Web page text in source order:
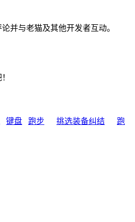
并与老猫及其他开发者互动。
键盘 跑步 挑选装备纠结
跑